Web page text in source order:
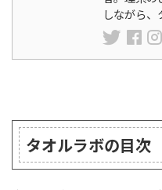
しながら、
タオルラボの目次